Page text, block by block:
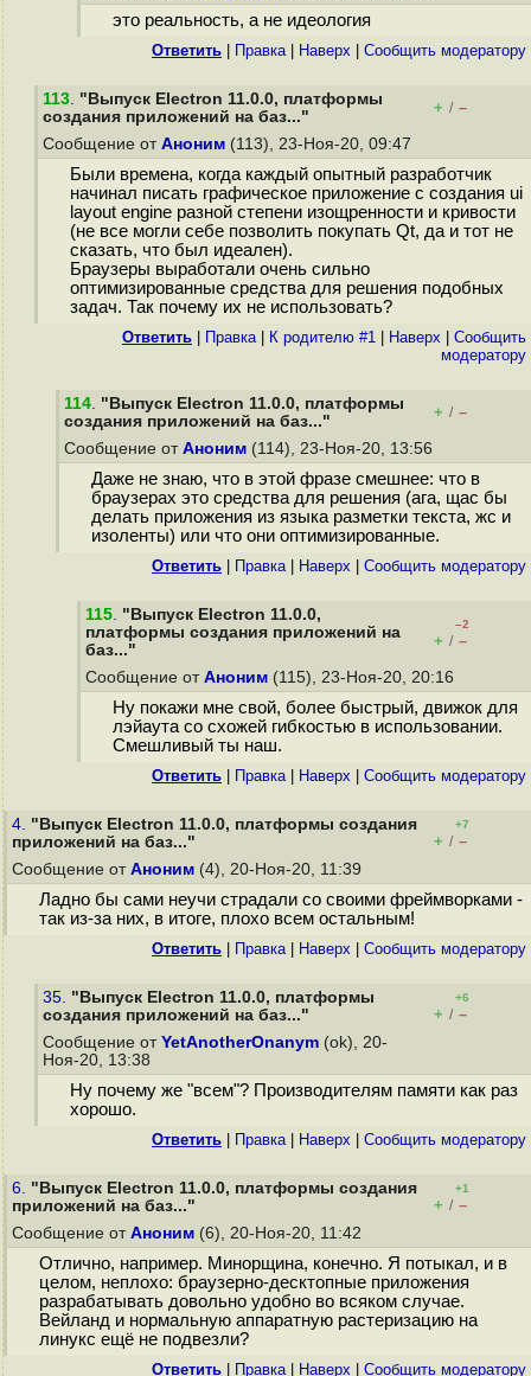
это реальность, а не идеология
Ответить Правка| Наверх Cообщить модератору
113. "Выпуск Electron 11.0.0, платформы
создания приложений на баз..."
+ / –
Сообщение от Аноним (113), 23-Ноя-20, 09:47
Были времена, когда каждый опытный разработчик
начинал писать графическое приложение с создания ui
layout engine разной степени изощренности и кривости
(не все могли себе позволить покупать Qt, да и тот не
сказать, что был идеален).
Браузеры выработали очень сильно
оптимизированные средства для решения подобных
задач. Так почему их не использовать?
Ответить Правка| К родителю #1 Наверх
Cообщить
модератору
114. "Выпуск Electron 11.0.0, платформы
создания приложений на баз..."
+ / –
Сообщение от Аноним (114), 23-Ноя-20, 13:56
Даже не знаю, что в этой фразе смешнее: что в
браузерах это средства для решения (ага, щас бы
делать приложения из языка разметки текста, жс и
изоленты) или что они оптимизированные.
Ответить Правка| Наверх Cообщить модератору
115. "Выпуск Electron 11.0.0,
платформы создания приложений на
баз..."
–2
+ / –
Сообщение от Аноним (115), 23-Ноя-20, 20:16
Ну покажи мне свой, более быстрый, движок для
лэйаута со схожей гибкостью в использовании.
Смешливый ты наш.
Ответить Правка| Наверх Cообщить модератору
4. "Выпуск Electron 11.0.0, платформы создания
приложений на баз..."
+7
+ / –
Сообщение от Аноним (4), 20-Ноя-20, 11:39
Ладно бы сами неучи страдали со своими фреймворками -
так из-за них, в итоге, плохо всем остальным!
Ответить Правка| Наверх Cообщить модератору
35. "Выпуск Electron 11.0.0, платформы
создания приложений на баз..."
+6
+ / –
Сообщение от YetAnotherOnanym (ok), 20-
Ноя-20, 13:38
Ну почему же "всем"? Производителям памяти как раз
хорошо.
Ответить Правка| Наверх Cообщить модератору
6. "Выпуск Electron 11.0.0, платформы создания
приложений на баз..."
+1
+ / –
Сообщение от Аноним (6), 20-Ноя-20, 11:42
Отлично, например. Минорщина, конечно. Я потыкал, и в
целом, неплохо: браузерно-десктопные приложения
разрабатывать довольно удобно во всяком случае.
Вейланд и нормальную аппаратную растеризацию на
линукс ещё не подвезли?
Ответить Правка| Наверх Cообщить модератору